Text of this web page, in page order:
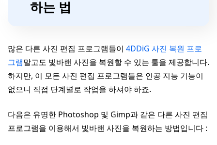
하는 법
많은 다른 사진 편집 프로그램들이 4DDiG 사진 복원 프로
그램말고도 빛바랜 사진을 복원할 수 있는 툴을 제공합니다.
하지만, 이 모든 사진 편집 프로그램들은 인공 지능 기능이
없으니 직접 단계별로 작업을 하셔야 하죠.
다음은 유명한 Photoshop 및 Gimp과 같은 다른 사진 편집
프로그램을 이용해서 빛바랜 사진을 복원하는 방법입니다 :